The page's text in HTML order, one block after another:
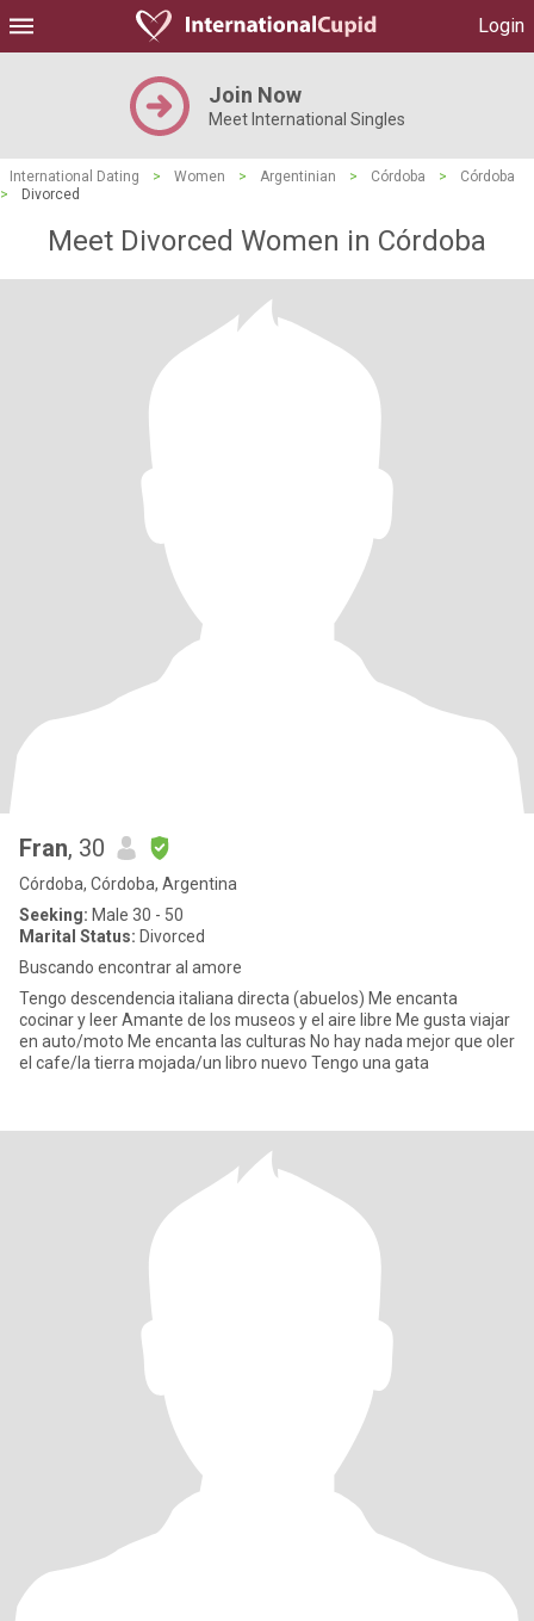
Login
Join Now
Meet International Singles
International Dating > Women > Argentinian > Córdoba >
Córdoba
>
Divorced
Meet Divorced Women in Córdoba
Fran, 30
Córdoba, Córdoba, Argentina
Seeking: Male 30 - 50
Marital Status: Divorced
Buscando encontrar al amore
Tengo descendencia italiana directa (abuelos) Me encanta
cocinar y leer Amante de los museos y el aire libre Me gusta viajar
en auto/moto Me encanta las culturas No hay nada mejor que oler
el cafe/la tierra mojada/un libro nuevo Tengo una gata